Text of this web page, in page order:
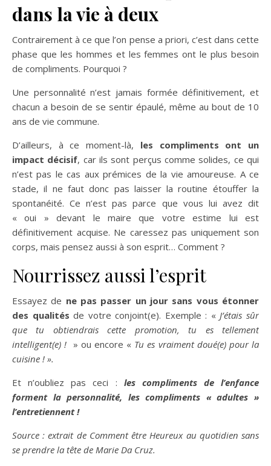
dans la vie à deux
Contrairement à ce que l’on pense a priori, c’est dans cette
phase que les hommes et les femmes ont le plus besoin
de compliments. Pourquoi ?
Une personnalité n’est jamais formée définitivement, et
chacun a besoin de se sentir épaulé, même au bout de 10
ans de vie commune.
D’ailleurs, à ce moment-là, les compliments ont un
impact décisif, car ils sont perçus comme solides, ce qui
n’est pas le cas aux prémices de la vie amoureuse. A ce
stade, il ne faut donc pas laisser la routine étouffer la
spontanéité. Ce n’est pas parce que vous lui avez dit
« oui » devant le maire que votre estime lui est
définitivement acquise. Ne caressez pas uniquement son
corps, mais pensez aussi à son esprit… Comment ?
Nourrissez aussi l’esprit
Essayez de ne pas passer un jour sans vous étonner
des qualités de votre conjoint(e). Exemple : « J’étais sûr
que tu obtiendrais cette promotion, tu es tellement
intelligent(e) ! » ou encore « Tu es vraiment doué(e) pour la
cuisine ! ».
Et n’oubliez pas ceci : les compliments de l’enfance
forment la personnalité, les compliments « adultes »
l’entretiennent !
Source : extrait de Comment être Heureux au quotidien sans
se prendre la tête de Marie Da Cruz.